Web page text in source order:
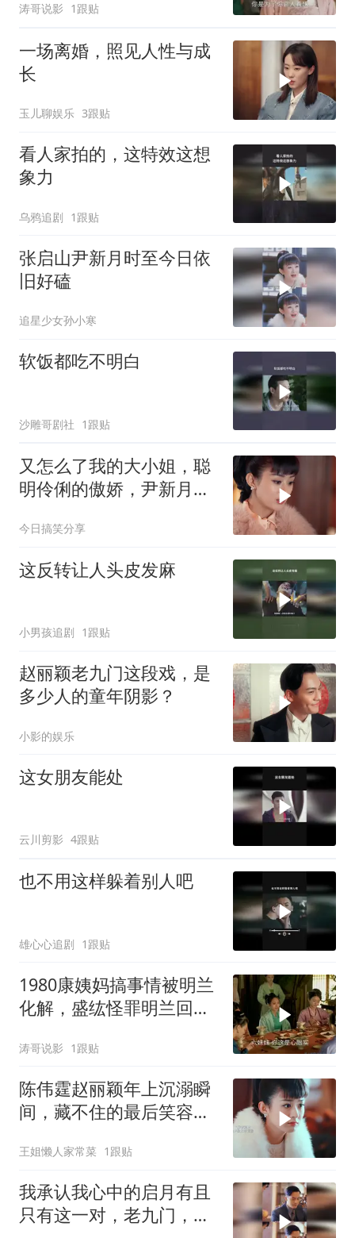
涛哥说影 1跟贴
一场离婚，照见人性与成
长
玉儿聊娱乐 3跟贴
看人家拍的，这特效这想
象力
乌鸦追剧 1跟贴
张启山尹新月时至今日依
旧好磕
追星少女孙小寒
软饭都吃不明白
沙雕哥剧社 1跟贴
又怎么了我的大小姐，聪
明伶俐的傲娇，尹新月大
伟霆
今日搞笑分享
这反转让人头皮发麻
小男孩追剧 1跟贴
赵丽颖老九门这段戏，是
多少人的童年阴影？
小影的娱乐
这女朋友能处
云川剪影 4跟贴
也不用这样躲着别人吧
雄心心追剧 1跟贴
1980康姨妈搞事情被明兰
化解，盛纮怪罪明兰回家
涛哥说影 1跟贴
陈伟霆赵丽颖年上沉溺瞬
间，藏不住的最后笑容甜
王姐懒人家常菜 1跟贴
我承认我心中的启月有且
只有这一对，老九门，九